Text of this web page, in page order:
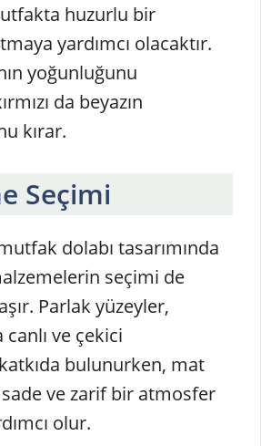
huzurlu bir
yardımcı olacaktır.
yoğunluğunu
da beyazın
kırar.
Seçimi
dolabı tasarımında
seçimi de
Parlak yüzeyler,
ve çekici
bulunurken, mat
ve zarif bir atmosfer
olur.